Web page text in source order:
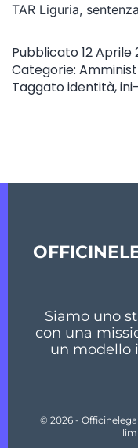
TAR Liguria,
Pubblicato12 Aprile
Categorie:
Taggatoidentità,
Siamo uno
con una
un modello
© 2026 -